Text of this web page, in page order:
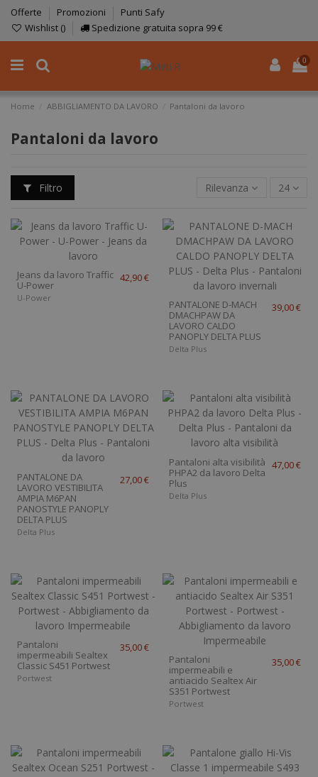
Offerte Promozioni
Punti Safy
Wishlist () Spedizione gratuita sopra 99 €
0
Home ABBIGLIAMENTO DA LAVORO Pantaloni da lavoro
Pantaloni da lavoro
Filtro Rilevanza 24
Jeans da lavoro Traffic
U-Power
U-Power
42,90 €
PANTALONE D-MACH
DMACHPAW DA
LAVORO CALDO
PANOPLY DELTA PLUS
Delta Plus
39,00 €
PANTALONE DA
LAVORO VESTIBILITA
AMPIA M6PAN
PANOSTYLE PANOPLY
DELTA PLUS
Delta Plus
27,00 €
Pantaloni alta visibilità
PHPA2 da lavoro Delta
Plus
Delta Plus
47,00 €
Pantaloni
impermeabili Sealtex
Classic S451 Portwest
Portwest
35,00 €
Pantaloni
impermeabili e
antiacido Sealtex Air
S351 Portwest
Portwest
35,00 €